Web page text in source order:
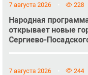
7 августа 2026 228
Народная
открывает новые
Сергиево-
7 августа 2026 244